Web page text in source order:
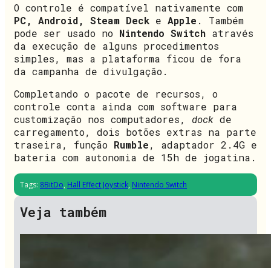
O controle é compatível nativamente com
PC, Android, Steam Deck e Apple . Também
pode ser usado no Nintendo Switch através
da execução de alguns procedimentos
simples, mas a plataforma ficou de fora
da campanha de divulgação.
Completando o pacote de recursos, o
controle conta ainda com software para
customização nos computadores, dock de
carregamento, dois botões extras na parte
traseira, função Rumble, adaptador 2.4G e
bateria com autonomia de 15h de jogatina.
Tags: 8BitDo, Hall Effect Joystick, Nintendo Switch
Veja também